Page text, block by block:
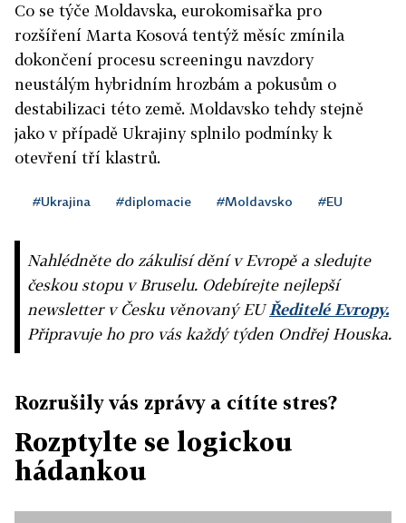
Co se týče Moldavska, eurokomisařka pro
rozšíření Marta Kosová tentýž měsíc zmínila
dokončení procesu screeningu navzdory
neustálým hybridním hrozbám a pokusům o
destabilizaci této země. Moldavsko tehdy stejně
jako v případě Ukrajiny splnilo podmínky k
otevření tří klastrů.
#Ukrajina #diplomacie #Moldavsko #EU
Nahlédněte do zákulisí dění v Evropě a sledujte
českou stopu v Bruselu. Odebírejte nejlepší
newsletter v Česku věnovaný EUŘeditelé Evropy.
Připravuje ho pro vás každý týden Ondřej Houska.
Rozrušily vás zprávy a cítíte stres?
Rozptylte se logickou
hádankou